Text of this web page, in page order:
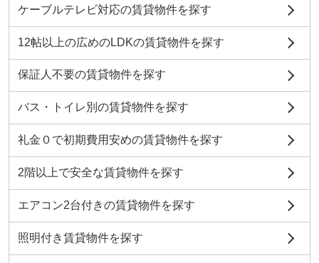
ケーブルテレビ対応の賃貸物件を探す
12帖以上の広めのLDKの賃貸物件を探す
保証人不要の賃貸物件を探す
バス・トイレ別の賃貸物件を探す
礼金０で初期費用安めの賃貸物件を探す
2階以上で安全な賃貸物件を探す
エアコン2台付きの賃貸物件を探す
照明付き賃貸物件を探す